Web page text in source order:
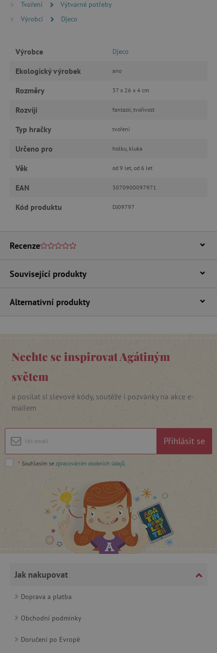
Tvoření
Výtvarné potřeby
Výrobci
Djeco
Výrobce Djeco
Ekologický výrobek ano
Rozměry 37 x 26 x 4 cm
Rozvíjí fantazii, tvořivost
Typ hračky tvoření
Určeno pro holku, kluka
Věk od 9 let, od 6 let
EAN 3070900097971
Kód produktu DJ09797
Recenze
Související produkty
Alternativní produkty
Nechte se inspirovat Agátiným
světem
a posílat si slevové kódy, soutěže i pozvánky na akce e-
mailem
Přihlásit se
* Souhlasím se zpracováním osobních údajů
Jak nakupovat
Doprava a platba
Obchodní podmínky
Doručení po Evropě
Marketingové cookies
Funkční soubory
Nezbytně nutné soubory cookie umožňují
základní funkce webových stránek, jako je
stránky nelze bez nezbytně nutných souborů
_lb_ccc
.agatinsvet.cz
CookieScriptConsent
CookieScript
www.agatinsvet.cz
PHPSESSID